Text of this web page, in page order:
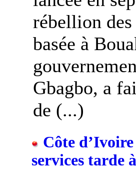
rébellion
basée à
Gbagbo, a
de (...)
Côte
services tarde